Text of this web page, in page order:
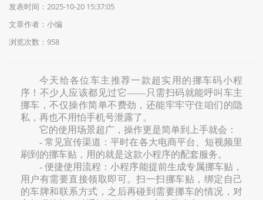
发表时间：2025-10-20 15:37:05
文章作者：小编
浏览次数： 958
今天给各位车主推荐一款超实用的挪车码小程
序！不少人应该都见过它——只需扫码就能呼叫车主
挪车，不仅操作简单不费劲，还能牢牢守住咱们的隐
私，再也不用怕手机号泄露了。
它的使用场景超广，操作更是简单到上手就会：
- 常见宣传渠道：平时在各大电商平台、短视频里
刷到的挪车贴，用的就是这款小程序的配套服务。
- 便捷使用流程：小程序能提前生成专属挪车贴，
用户有需要直接领取即可。扫一扫挪车贴，绑定自己
的车牌和联系方式，之后再碰到需要挪车的情况，对